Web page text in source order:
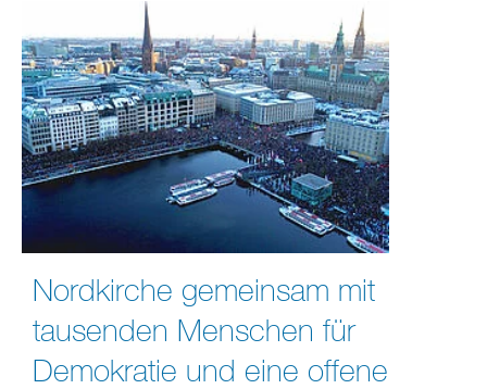
Nordkirche gemeinsam mit
tausenden Menschen für
Demokratie und eine offene